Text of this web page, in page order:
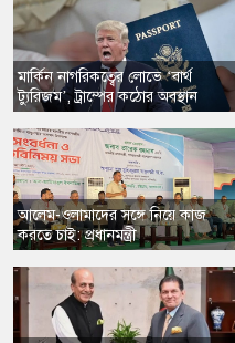
​মার্কিন নাগরিকত্বের লোভে ‘বার্থ
ট্যুরিজম’, ট্রাম্পের কঠোর অবস্থান
​আলেম-ওলামাদের সঙ্গে নিয়ে কাজ
করতে চাই: প্রধানমন্ত্রী